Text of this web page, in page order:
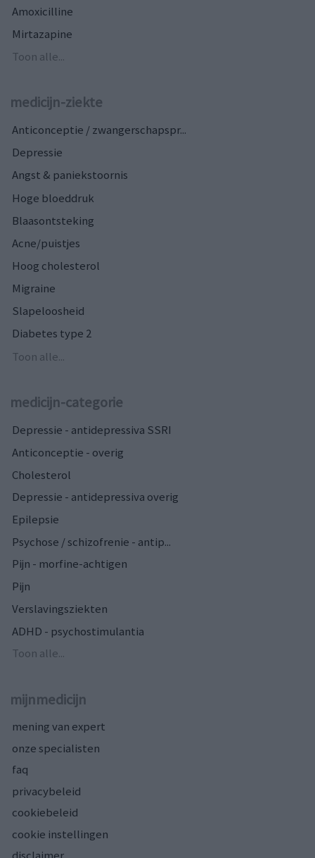
Amoxicilline
Mirtazapine
Toon alle...
medicijn-ziekte
Anticonceptie / zwangerschapspr...
Depressie
Angst & paniekstoornis
Hoge bloeddruk
Blaasontsteking
Acne/puistjes
Hoog cholesterol
Migraine
Slapeloosheid
Diabetes type 2
Toon alle...
medicijn-categorie
Depressie - antidepressiva SSRI
Anticonceptie - overig
Cholesterol
Depressie - antidepressiva overig
Epilepsie
Psychose / schizofrenie - antip...
Pijn - morfine-achtigen
Pijn
Verslavingsziekten
ADHD - psychostimulantia
Toon alle...
mijnmedicijn
mening van expert
onze specialisten
faq
privacybeleid
cookiebeleid
cookie instellingen